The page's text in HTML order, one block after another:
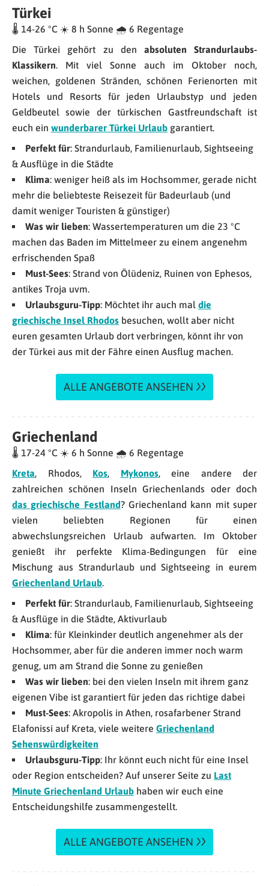
Türkei
🌡 14-26 °C ☀️ 8 h Sonne 🌧 6 Regentage
Die Türkei gehört zu den absoluten Strandurlaubs-
Klassikern. Mit viel Sonne auch im Oktober noch,
weichen, goldenen Stränden, schönen Ferienorten mit
Hotels und Resorts für jeden Urlaubstyp und jeden
Geldbeutel sowie der türkischen Gastfreundschaft ist
euch ein wunderbarer Türkei Urlaub garantiert.
Perfekt für: Strandurlaub, Familienurlaub, Sightseeing
& Ausflüge in die Städte
Klima: weniger heiß als im Hochsommer, gerade nicht
mehr die beliebteste Reisezeit für Badeurlaub (und
damit weniger Touristen & günstiger)
Was wir lieben: Wassertemperaturen um die 23 °C
machen das Baden im Mittelmeer zu einem angenehm
erfrischenden Spaß
Must-Sees: Strand von Ölüdeniz, Ruinen von Ephesos,
antikes Troja uvm.
Urlaubsguru-Tipp: Möchtet ihr auch mal die
griechische Insel Rhodos besuchen, wollt aber nicht
euren gesamten Urlaub dort verbringen, könnt ihr von
der Türkei aus mit der Fähre einen Ausflug machen.
ALLE ANGEBOTE ANSEHEN
Griechenland
🌡 17-24 °C ☀️ 6 h Sonne 🌧 6 Regentage
Kreta, Rhodos, Kos, Mykonos, eine andere der
zahlreichen schönen Inseln Griechenlands oder doch
das griechische Festland? Griechenland kann mit super
vielen beliebten Regionen für einen
abwechslungsreichen Urlaub aufwarten. Im Oktober
genießt ihr perfekte Klima-Bedingungen für eine
Mischung aus Strandurlaub und Sightseeing in eurem
Griechenland Urlaub.
Perfekt für: Strandurlaub, Familienurlaub, Sightseeing
& Ausflüge in die Städte, Aktivurlaub
Klima: für Kleinkinder deutlich angenehmer als der
Hochsommer, aber für die anderen immer noch warm
genug, um am Strand die Sonne zu genießen
Was wir lieben: bei den vielen Inseln mit ihrem ganz
eigenen Vibe ist garantiert für jeden das richtige dabei
Must-Sees: Akropolis in Athen, rosafarbener Strand
Elafonissi auf Kreta, viele weitere Griechenland
Sehenswürdigkeiten
Urlaubsguru-Tipp: Ihr könnt euch nicht für eine Insel
oder Region entscheiden? Auf unserer Seite zu Last
Minute Griechenland Urlaub haben wir euch eine
Entscheidungshilfe zusammengestellt.
ALLE ANGEBOTE ANSEHEN